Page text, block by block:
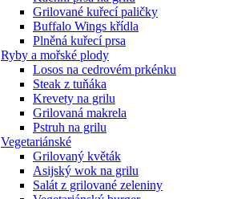
Grilované kuřecí paličky
Buffalo Wings křídla
Plněná kuřecí prsa
Ryby a mořské plody
Losos na cedrovém prkénku
Steak z tuňáka
Krevety na grilu
Grilovaná makrela
Pstruh na grilu
Vegetariánské
Grilovaný květák
Asijský wok na grilu
Salát z grilované zeleniny